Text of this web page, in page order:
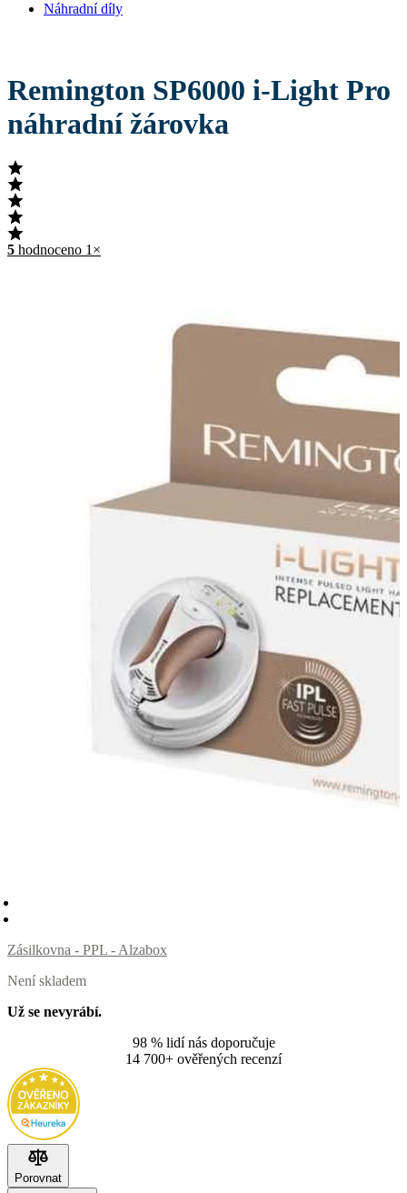
Náhradní díly
Remington SP6000 i-Light Pro
náhradní žárovka
5 hodnoceno 1×
Zásilkovna - PPL - Alzabox
Není skladem
Už se nevyrábí.
98 % lidí nás doporučuje
14 700+ ověřených recenzí
Porovnat